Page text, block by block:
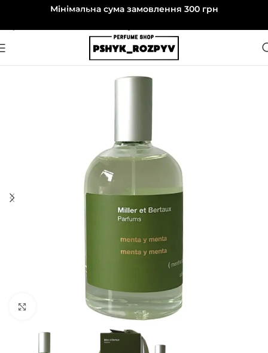
Перейти до навігаціїМінімальна сума замовлення 300 грн
Натисніть, щоб збільшити